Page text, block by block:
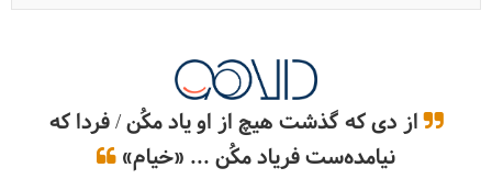
از دی که گذشت هیچ از او یاد مکُن / فردا که
نیامده‌ست فریاد مکُن ... «خیام»